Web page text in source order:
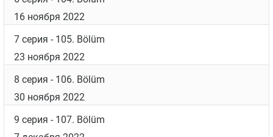
5 октября 2022
2 серия
- 100. Bölüm
12 октября 2022
3 серия
- 101. Bölüm
19 октября 2022
4 серия
- 102. Bölüm
26 октября 2022